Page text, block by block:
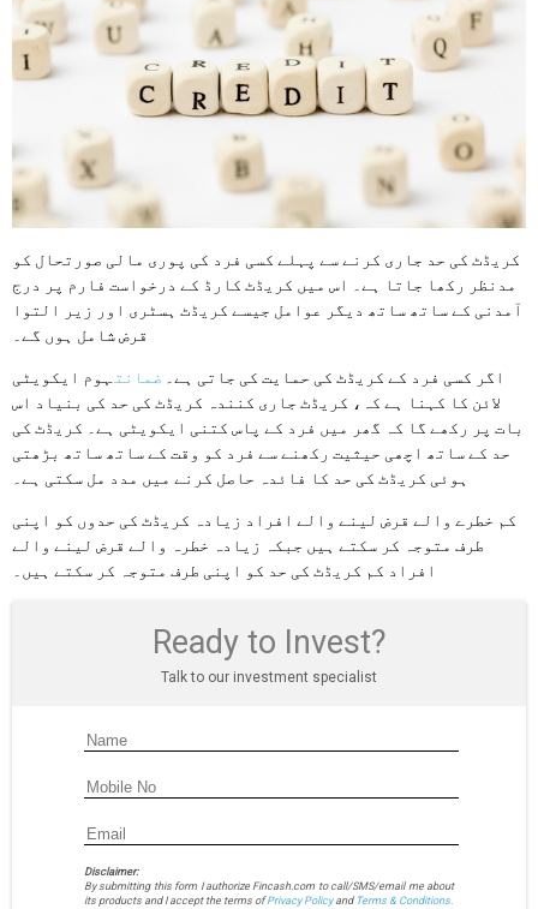
کریڈٹ کی حد جاری کرنے سے پہلے کسی فرد کی پوری مالی صورتحال کو
مدنظر رکھا جاتا ہے۔ اس میں کریڈٹ کارڈ کے درخواست فارم پر درج
آمدنی کے ساتھ ساتھ دیگر عوامل جیسے کریڈٹ ہسٹری اور زیر التوا
قرض شامل ہوں گے۔
اگر کسی فرد کے کریڈٹ کی حمایت کی جاتی ہے۔ ضمانت ہوم ایکویٹی
لائن کا کہنا ہے کہ، کریڈٹ جاری کنندہ کریڈٹ کی حد کی بنیاد اس
بات پر رکھے گا کہ گھر میں فرد کے پاس کتنی ایکویٹی ہے۔ کریڈٹ کی
حد کے ساتھ اچھی حیثیت رکھنے سے فرد کو وقت کے ساتھ ساتھ بڑھتی
ہوئی کریڈٹ کی حد کا فائدہ حاصل کرنے میں مدد مل سکتی ہے۔
کم خطرے والے قرض لینے والے افراد زیادہ کریڈٹ کی حدوں کو اپنی
طرف متوجہ کر سکتے ہیں جبکہ زیادہ خطرہ والے قرض لینے والے
افراد کم کریڈٹ کی حد کو اپنی طرف متوجہ کر سکتے ہیں۔
Ready to Invest?
Talk to our investment specialist
Disclaimer:
By submitting this form I authorize Fincash.com to call/SMS/email me about
its products and I accept the terms ofPrivacy Policyand Terms & Conditions.